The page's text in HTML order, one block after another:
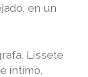
en un
Lissete
íntimo,